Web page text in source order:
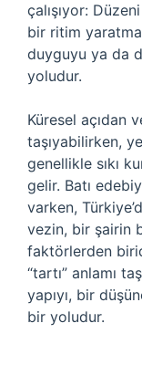
çalışıyor:
bir ritim
duyguyu ya da
yoludur.
Küresel açıdan
taşıyabilirken,
genellikle sıkı
gelir. Batı
varken,
vezin, bir şairin
faktörlerden
“tartı” anlamı
yapıyı, bir
bir yoludur.